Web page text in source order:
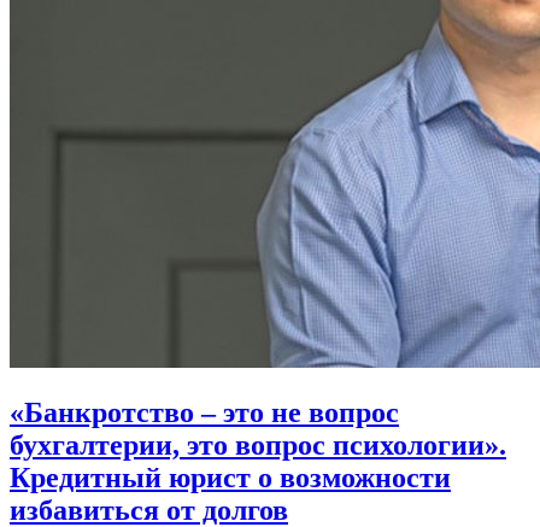
«Банкротство – это не вопрос
бухгалтерии, это вопрос психологии».
Кредитный юрист о возможности
избавиться от долгов